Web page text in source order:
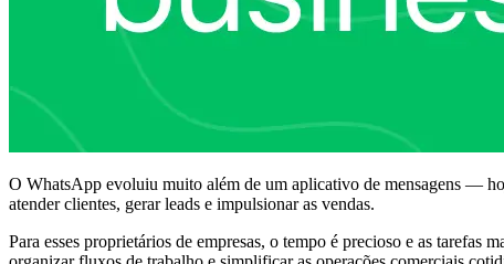
O WhatsApp evoluiu muito além de um aplicativo de mensagens —
atender clientes, gerar leads e impulsionar as vendas.
Para esses proprietários de empresas, o tempo é precioso e as tarefas